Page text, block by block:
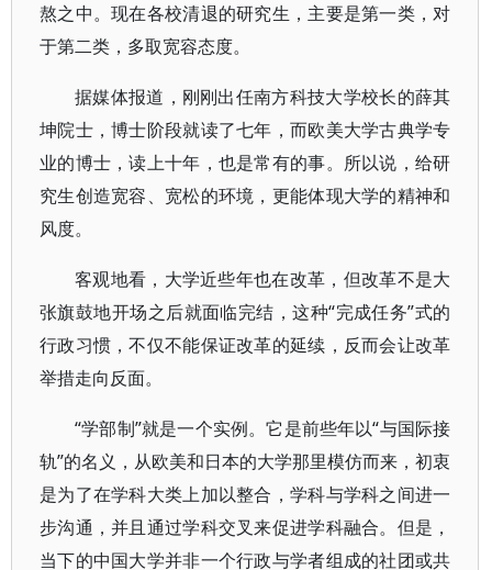
熬之中。现在各校清退的研究生，主要是第一类，对
于第二类，多取宽容态度。
据媒体报道，刚刚出任南方科技大学校长的薛其
坤院士，博士阶段就读了七年，而欧美大学古典学专
业的博士，读上十年，也是常有的事。所以说，给研
究生创造宽容、宽松的环境，更能体现大学的精神和
风度。
客观地看，大学近些年也在改革，但改革不是大
张旗鼓地开场之后就面临完结，这种“完成任务”式的
行政习惯，不仅不能保证改革的延续，反而会让改革
举措走向反面。
“学部制”就是一个实例。它是前些年以“与国际接
轨”的名义，从欧美和日本的大学那里模仿而来，初衷
是为了在学科大类上加以整合，学科与学科之间进一
步沟通，并且通过学科交叉来促进学科融合。但是，
当下的中国大学并非一个行政与学者组成的社团或共